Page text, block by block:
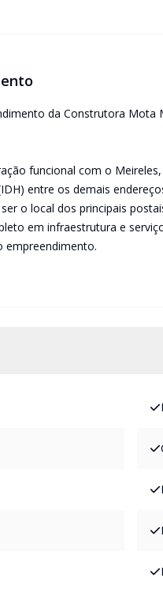
da Construtora Mota
funcional com o
entre os demais
o local dos principais
em infraestrutura e
empreendimento.